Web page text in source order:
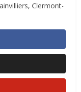
Clermont-